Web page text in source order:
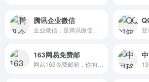
腾讯企业微信
登
163网易免费邮